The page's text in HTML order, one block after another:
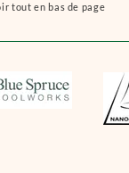
tout en bas de page